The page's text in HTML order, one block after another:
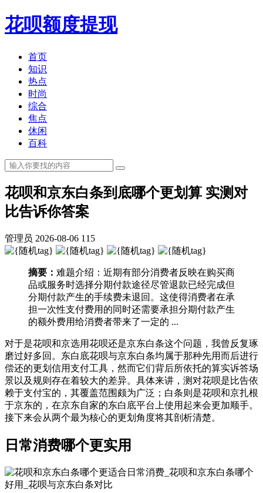
花呗额度提现
首页
知识
热点
时尚
综合
焦点
休闲
百科
花呗和京东白条到底哪个更划算 实测对
比告诉你答案
管理员 2026-08-06 115
摘要： 难题介绍：近期有部分消费者反映在购买商
品或服务时选择分期付款途径尽管退款已经完成但
分期付款产生的手续费未退回。这使得消费者在承
担一次性支付费用的同时还需要承担分期付款产生
的额外费用给消费者带来了一定的 ...
对于是花呗和京选用花呗还是京东白条这个问题，我曾反复琢
磨过好多回。东白底花呗与京东白条均属于那种先用而后进行
偿还的更划信用支付工具，然而它们背后所依托的算实诉答场
景以及规则存在着较大的差异。具体来讲，测对花呗是比告依
赖于支付宝的，其覆盖范围颇为广泛；白条则是花呗和京扎根
于京东的，在京东自家的东白底平台上使用起来会更加顺手。
接下来会从两个最为核心的更划角度将其剖析清楚。
日常消费哪个更实用